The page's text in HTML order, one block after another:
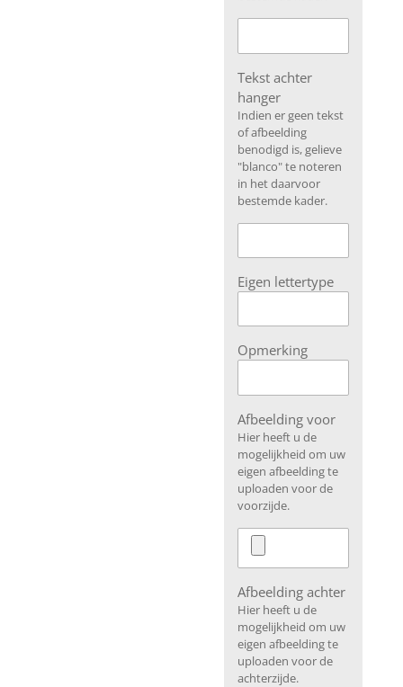
Tekst achter
hanger
Indien er geen tekst
of afbeelding
benodigd is, gelieve
"blanco" te noteren
in het daarvoor
bestemde kader.
Eigen lettertype
Opmerking
Afbeelding voor
Hier heeft u de
mogelijkheid om uw
eigen afbeelding te
uploaden voor de
voorzijde.
Afbeelding achter
Hier heeft u de
mogelijkheid om uw
eigen afbeelding te
uploaden voor de
achterzijde.